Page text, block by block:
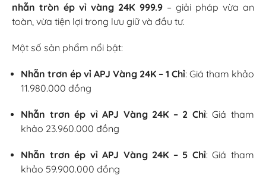
nhẫn tròn ép vỉ vàng 24K 999.9– giải pháp vừa an
toàn, vừa tiện lợi trong lưu giữ và đầu tư.
Một số sản phẩm nổi bật:
Nhẫn trơn ép vỉ APJ Vàng 24K – 1 Chỉ: Giá tham khảo
11.980.000 đồng
Nhẫn trơn ép vỉ APJ Vàng 24K – 2 Chỉ: Giá tham
khảo 23.960.000 đồng
Nhẫn trơn ép vỉ APJ Vàng 24K – 5 Chỉ: Giá tham
khảo 59.900.000 đồng